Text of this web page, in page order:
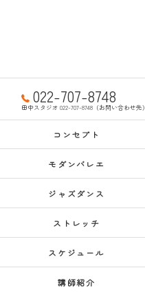
022-707-8748
田中スタジオ 022-707-8748（お問い合わせ先）
コンセプト
モダンバレエ
ジャズダンス
ストレッチ
スケジュール
講師紹介